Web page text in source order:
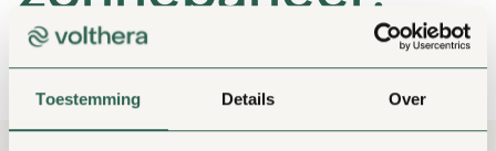
Toestemming Details Over
Montagesysteem
Smart home oplossingen en management
Vivien Augustinus
op29 juni 2022